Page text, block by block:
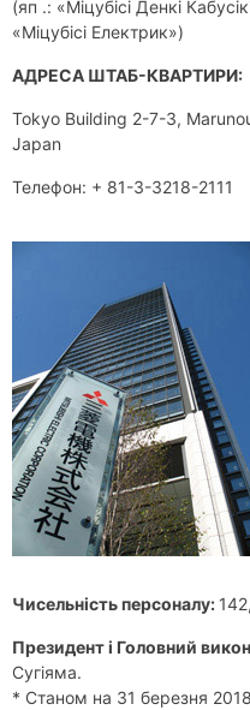
(яп .: «Міцубісі Денкі
«Міцубісі Електрик»)
АДРЕСА ШТАБ-КВАРТИРИ:
Tokyo Building 2-7-3,
Japan
Телефон: + 81-3-3218-2111
Чисельність персоналу:
Президент і Головний
Сугіяма.
* Станом на 31 березня